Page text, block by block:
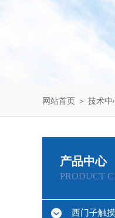
网站首页 ＞ 技术中
产品中心
PRODUCT
西门子触